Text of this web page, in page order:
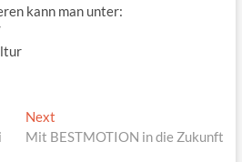
kann man unter:
Next
post:
Mit BESTMOTION in die Zukunft